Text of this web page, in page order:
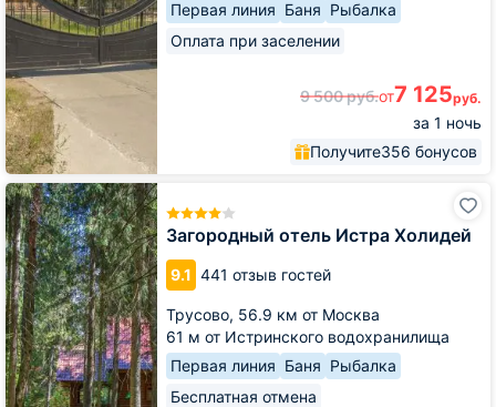
Первая линия Баня Рыбалка
Оплата при заселении
9 500руб.от7 125руб.
за 1 ночь
Получите356 бонусов
Загородный отель Истра Холидей
9.1 441 отзыв гостей
Трусово, 56.9 км от Москва
61 м от Истринского водохранилища
Первая линия Баня Рыбалка
Бесплатная отмена
Загородный
отель
Истра
Холидей